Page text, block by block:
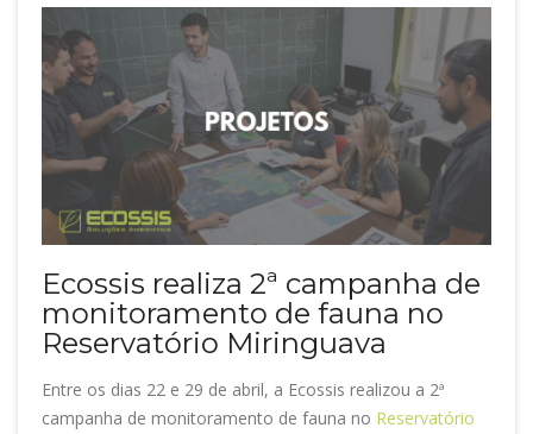
Ecossis realiza 2ª campanha de
monitoramento de fauna no
Reservatório Miringuava
Entre os dias 22 e 29 de abril, a Ecossis realizou a 2ª
campanha de monitoramento de fauna no Reservatório